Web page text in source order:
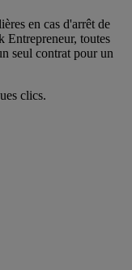
en cas d'arrêt de
toutes
seul contrat pour un
clics.